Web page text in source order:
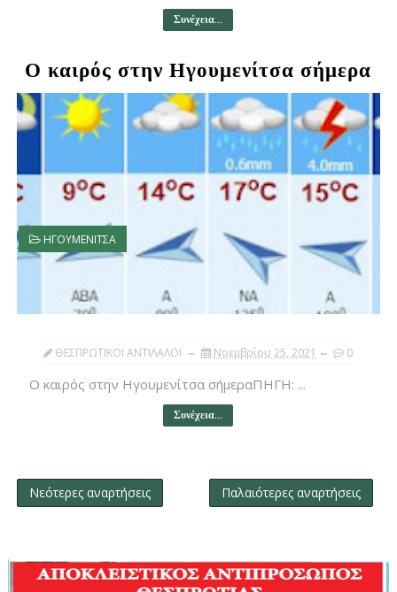
Συνέχεια...
Ο καιρός στην Ηγουμενίτσα σήμερα
ΗΓΟΥΜΕΝΙΤΣΑ
ΘΕΣΠΡΩΤΙΚΟΙ ΑΝΤΙΛΑΛΟΙ Νοεμβρίου 25, 2021 0
Ο καιρός στην Ηγουμενίτσα σήμεραΠΗΓΗ: ...
Συνέχεια...
Νεότερες αναρτήσεις Παλαιότερες αναρτήσεις